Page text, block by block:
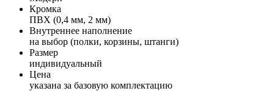
Кромка
ПВХ (0,4 мм, 2 мм)
Внутреннее наполнение
на выбор (полки, корзины, штанги)
Размер
индивидуальный
Цена
указана за базовую комплектацию